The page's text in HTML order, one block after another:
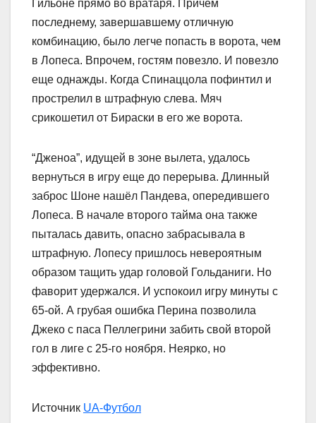
Гильоне прямо во вратаря. Причем
последнему, завершавшему отличную
комбинацию, было легче попасть в ворота, чем
в Лопеса. Впрочем, гостям повезло. И повезло
еще однажды. Когда Спинаццола пофинтил и
прострелил в штрафную слева. Мяч
срикошетил от Бираски в его же ворота.
“Дженоа”, идущей в зоне вылета, удалось
вернуться в игру еще до перерыва. Длинный
заброс Шоне нашёл Пандева, опeредившего
Лопеса. В начале второго таймa она также
пыталась давить, опасно забрасывала в
штрафную. Лопесу пришлось невероятным
образом тащить удар головой Гольданиги. Но
фаворит удержался. И успокоил игру минуты с
65-ой. А грубая ошибка Перина позволила
Джеко с паса Пеллегрини забить свой второй
гол в лиге с 25-го ноября. Неярко, но
эффективно.
Источник UA-Футбол